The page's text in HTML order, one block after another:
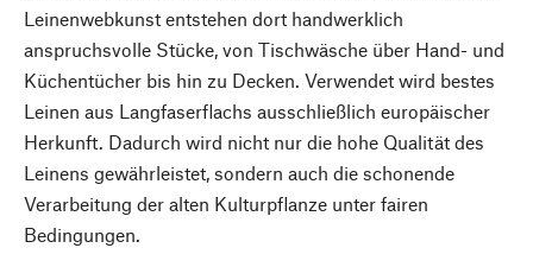
Leinenwebkunst entstehen dort handwerklich
anspruchsvolle Stücke, von Tischwäsche über Hand- und
Küchentücher bis hin zu Decken. Verwendet wird bestes
Leinen aus Langfaserflachs ausschließlich europäischer
Herkunft. Dadurch wird nicht nur die hohe Qualität des
Leinens gewährleistet, sondern auch die schonende
Verarbeitung der alten Kulturpflanze unter fairen
Bedingungen.